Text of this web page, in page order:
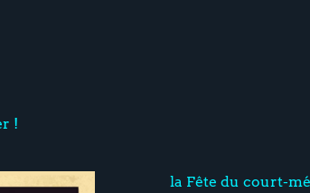
!
la Fête du court-